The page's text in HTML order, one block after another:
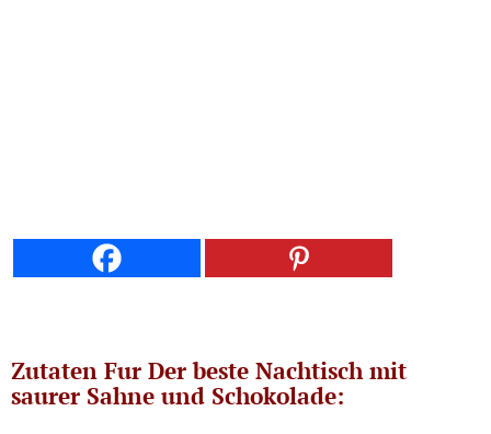
Zutaten Fur Der beste Nachtisch mit
saurer Sahne und Schokolade: